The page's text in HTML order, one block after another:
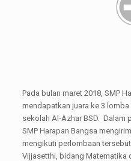
Pada bulan maret 2018, SMP
mendapatkan juara ke 3
sekolah Al-Azhar BSD. Dalam
SMP Harapan Bangsa
mengikuti perlombaan
Vijjasetthi, bidang Matematika